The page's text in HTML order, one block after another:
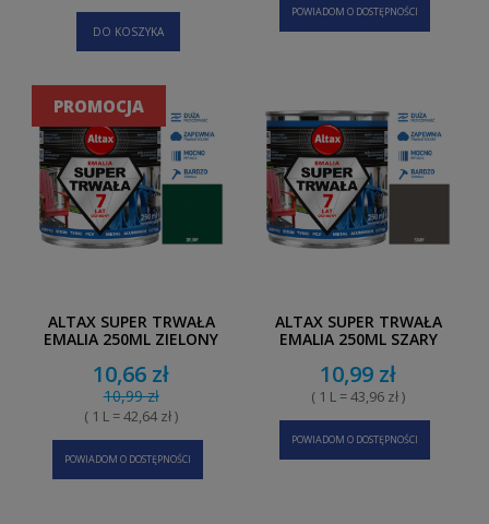
DO KOSZYKA
POWIADOM O DOSTĘPNOŚCI
ALTAX SUPER TRWAŁA
EMALIA 250ML ZIELONY
10,66 zł
10,99 zł
( 1 L = 42,64 zł )
POWIADOM O DOSTĘPNOŚCI
PROMOCJA
ALTAX SUPER TRWAŁA
EMALIA 250ML SZARY
10,99 zł
( 1 L = 43,96 zł )
POWIADOM O DOSTĘPNOŚCI